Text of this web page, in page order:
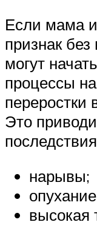
Если мама и
признак
могут
процессы
переростки
Это
нарывы;
высокая